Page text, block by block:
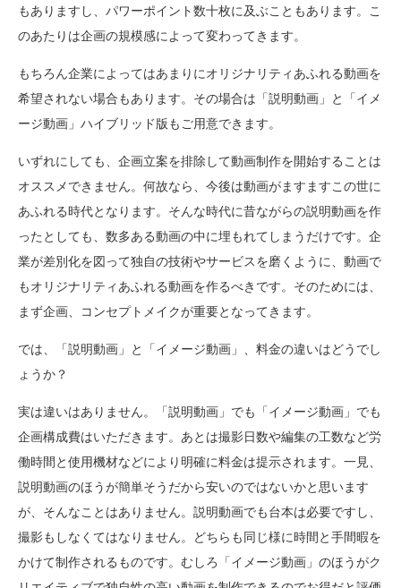
もありますし、パワーポイント数十枚に及ぶこともあります。こ
のあたりは企画の規模感によって変わってきます。
もちろん企業によってはあまりにオリジナリティあふれる動画を
希望されない場合もあります。その場合は「説明動画」と「イメ
ージ動画」ハイブリッド版もご用意できます。
いずれにしても、企画立案を排除して動画制作を開始することは
オススメできません。何故なら、今後は動画がますますこの世に
あふれる時代となります。そんな時代に昔ながらの説明動画を作
ったとしても、数多ある動画の中に埋もれてしまうだけです。企
業が差別化を図って独自の技術やサービスを磨くように、動画で
もオリジナリティあふれる動画を作るべきです。そのためには、
まず企画、コンセプトメイクが重要となってきます。
では、「説明動画」と「イメージ動画」、料金の違いはどうでし
ょうか？
実は違いはありません。「説明動画」でも「イメージ動画」でも
企画構成費はいただきます。あとは撮影日数や編集の工数など労
働時間と使用機材などにより明確に料金は提示されます。一見、
説明動画のほうが簡単そうだから安いのではないかと思います
が、そんなことはありません。説明動画でも台本は必要ですし、
撮影もしなくてはなりません。どちらも同じ様に時間と手間暇を
かけて制作されるものです。むしろ「イメージ動画」のほうがク